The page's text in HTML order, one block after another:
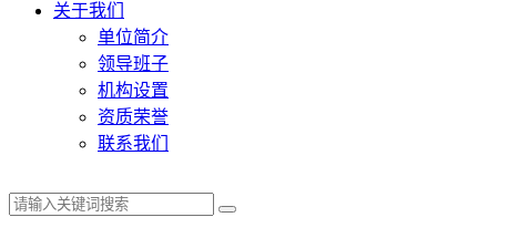
关于我们
单位简介
领导班子
机构设置
资质荣誉
联系我们